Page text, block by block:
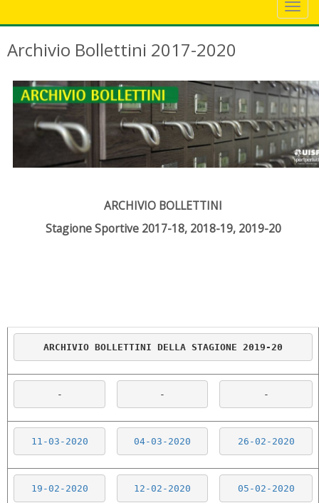
Archivio Bollettini 2017-2020
ARCHIVIO BOLLETTINI
Stagione Sportive 2017-18, 2018-19, 2019-20
ARCHIVIO BOLLETTINI DELLA STAGIONE 2019-20
- - -
11-03-2020 04-03-2020 26-02-2020
19-02-2020 12-02-2020 05-02-2020